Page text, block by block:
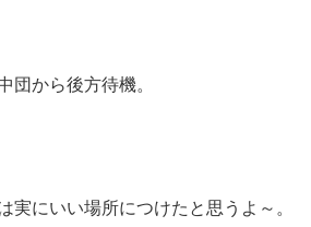
団から後方待機。
実にいい場所につけたと思うよ～。